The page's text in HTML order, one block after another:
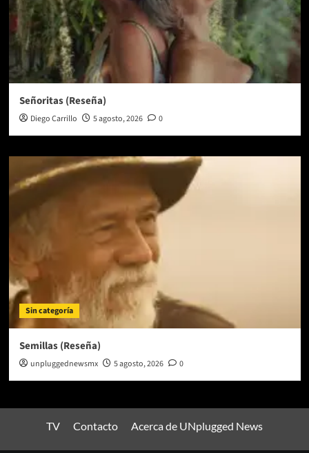
Señoritas (Reseña)
Diego Carrillo 5 agosto, 2026 0
Sin categoría
Semillas (Reseña)
unpluggednewsmx 5 agosto, 2026 0
TV Contacto Acerca de UNplugged News